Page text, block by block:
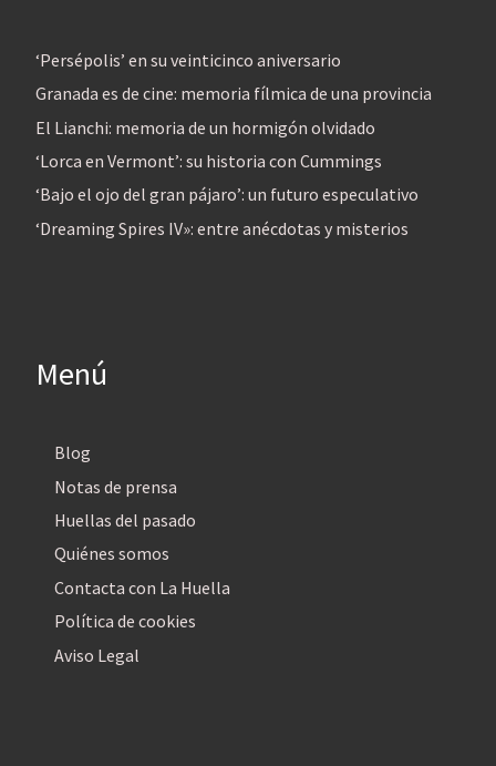
‘Persépolis’ en su veinticinco aniversario
Granada es de cine: memoria fílmica de una provincia
El Lianchi: memoria de un hormigón olvidado
‘Lorca en Vermont’: su historia con Cummings
‘Bajo el ojo del gran pájaro’: un futuro especulativo
‘Dreaming Spires IV»: entre anécdotas y misterios
Menú
Blog
Notas de prensa
Huellas del pasado
Quiénes somos
Contacta con La Huella
Política de cookies
Aviso Legal